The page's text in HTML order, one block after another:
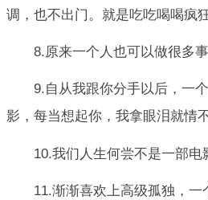
调，也不出门。就是吃吃喝喝疯
8.原来一个人也可以做很多事
9.自从我跟你分手以后，一
影，每当想起你，我拿眼泪就情
10.我们人生何尝不是一部电
11.渐渐喜欢上高级孤独，